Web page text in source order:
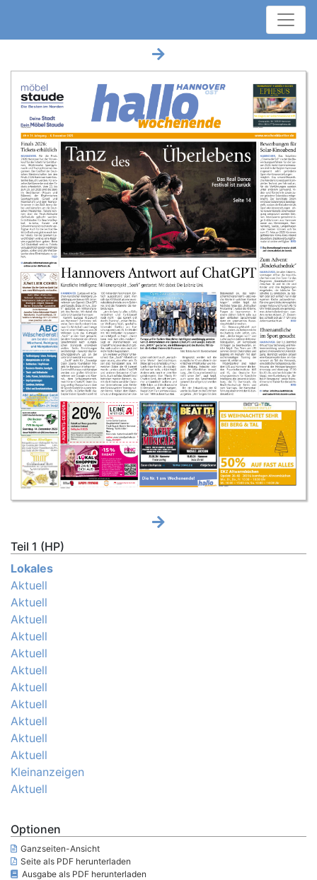
Teil 1 (HP)
Lokales
Aktuell
Aktuell
Aktuell
Aktuell
Aktuell
Aktuell
Aktuell
Aktuell
Aktuell
Aktuell
Aktuell
Kleinanzeigen
Aktuell
Optionen
Ganzseiten-Ansicht
Seite als PDF herunterladen
Ausgabe als PDF herunterladen